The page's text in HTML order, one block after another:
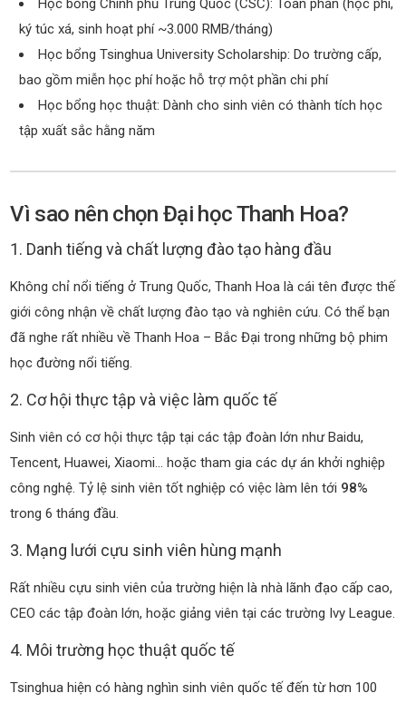
Học bổng Chính phủ Trung Quốc (CSC): Toàn phần (học phí,
ký túc xá, sinh hoạt phí ~3.000 RMB/tháng)
Học bổng Tsinghua University Scholarship: Do trường cấp,
bao gồm miễn học phí hoặc hỗ trợ một phần chi phí
Học bổng học thuật: Dành cho sinh viên có thành tích học
tập xuất sắc hằng năm
Vì sao nên chọn Đại học Thanh Hoa?
1. Danh tiếng và chất lượng đào tạo hàng đầu
Không chỉ nổi tiếng ở Trung Quốc, Thanh Hoa là cái tên được thế
giới công nhận về chất lượng đào tạo và nghiên cứu. Có thể bạn
đã nghe rất nhiều về Thanh Hoa – Bắc Đại trong những bộ phim
học đường nổi tiếng.
2. Cơ hội thực tập và việc làm quốc tế
Sinh viên có cơ hội thực tập tại các tập đoàn lớn như Baidu,
Tencent, Huawei, Xiaomi… hoặc tham gia các dự án khởi nghiệp
công nghệ. Tỷ lệ sinh viên tốt nghiệp có việc làm lên tới 98%
trong 6 tháng đầu.
3. Mạng lưới cựu sinh viên hùng mạnh
Rất nhiều cựu sinh viên của trường hiện là nhà lãnh đạo cấp cao,
CEO các tập đoàn lớn, hoặc giảng viên tại các trường Ivy League.
4. Môi trường học thuật quốc tế
Tsinghua hiện có hàng nghìn sinh viên quốc tế đến từ hơn 100